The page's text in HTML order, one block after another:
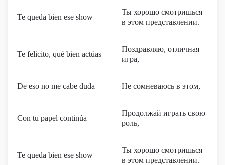
Te queda bien esе show
Ты хорошо смотришься
в этом представлении.
Te felicito, qué bien actúas
Поздравляю, отличная
игра,
De eso no me cabe duda Не сомневаюсь в этом,
Con tu papel continúa
Продолжай играть свою
роль,
Te queda bien esе show
Ты хорошо смотришься
в этом представлении.